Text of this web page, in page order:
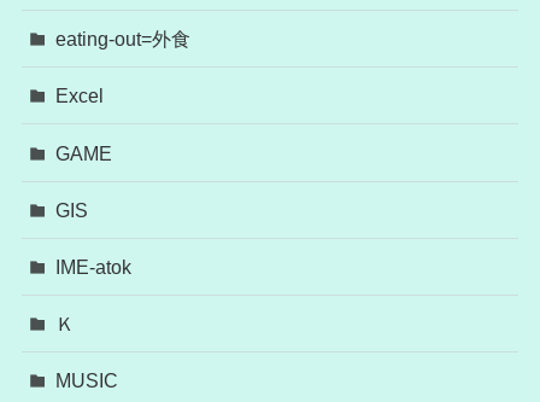
eating-out=外食
Excel
GAME
GIS
IME-atok
Ｋ
MUSIC